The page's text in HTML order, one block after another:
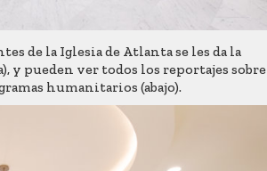
de la Iglesia de Atlanta se les da la
y pueden ver todos los reportajes sobre
humanitarios (abajo).